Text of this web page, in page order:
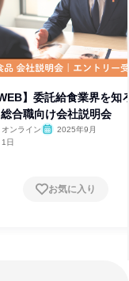
WEB】委託給食業界を知
合職向け会社説明会
オンライン
2025年9月
1日
お気に入り